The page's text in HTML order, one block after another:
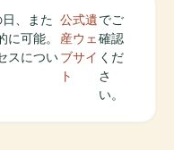
、また
可能。
スについ
公式遺
産ウェ
ブサイ
ト
でご
確認
くだ
さ
い。